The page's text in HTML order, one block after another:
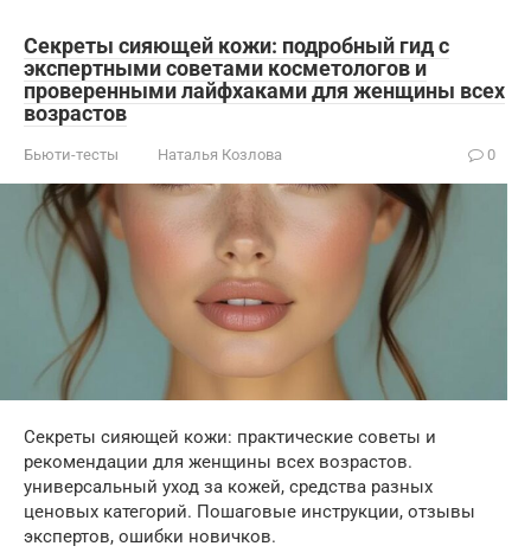
Секреты сияющей кожи: подробный гид с
экспертными советами косметологов и
проверенными лайфхаками для женщины всех
возрастов
Бьюти-тесты Наталья Козлова 0
Секреты сияющей кожи: практические советы и
рекомендации для женщины всех возрастов.
универсальный уход за кожей, средства разных
ценовых категорий. Пошаговые инструкции, отзывы
экспертов, ошибки новичков.